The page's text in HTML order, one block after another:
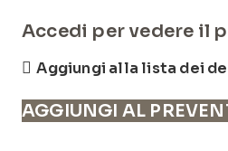
Accedi per vedere il
Aggiungi alla lista dei
AGGIUNGI AL